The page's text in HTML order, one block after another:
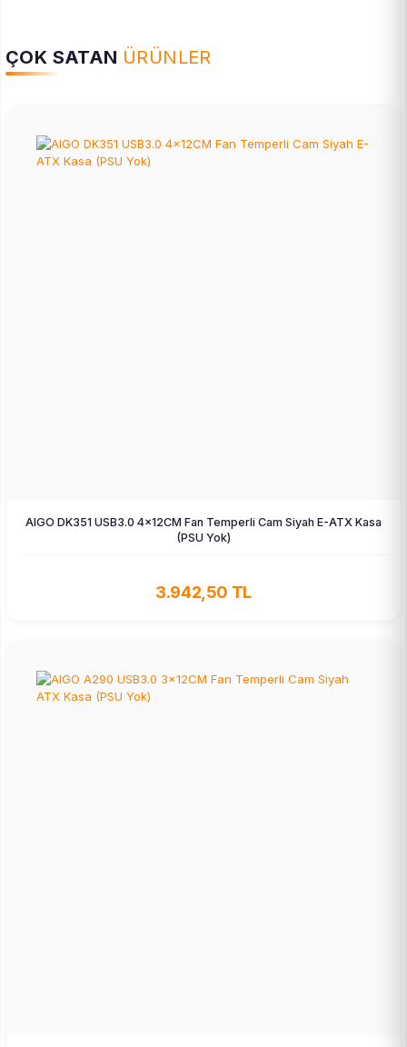
ÇOK SATAN ÜRÜNLER
AIGO DK351 USB3.0 4×12CM Fan Temperli Cam Siyah E-ATX Kasa
(PSU Yok)
3.942,50 TL